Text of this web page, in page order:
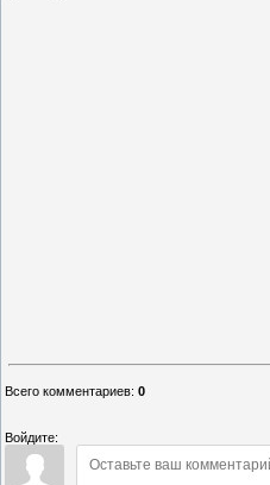
Всего комментариев: 0
Войдите: